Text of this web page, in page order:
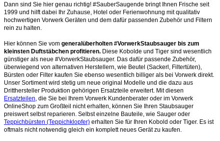
Dann sind Sie hier genau richtig! #SauberSaugende bringt Ihnen Frische seit
1999 und hilft dabei Ihr Zuhause, Hotel oder Ferienwohnung mit qualitativ
hochwertigen Vorwerk Geräten und dem dafür passenden Zubehör und Filtern
rein zu halten.
Hier können Sie vom generalüberholten #VorwerkStaubsauger bis zum
kleinsten Duftstäbchen profitieren. Diese Kobolde und Tiger sind wesentlich
günstiger als neue #VorwerkStaubsauger. Das dafür passende Zubehör,
überwiegend von alternativen Herstellern, wie Beutel (Sackerl, Filtertüten),
Bürsten oder Filter kaufen Sie ebenso wesentlich billiger als bei Vorwerk direkt.
Unser Sortiment wird stetig um neue original Modelle und die dazu aus
Dritthersteller Produktion gehörigen Ersatzteile erweitert. Mit diesen
Ersatzteilen , die Sie bei Ihrem Vorwerk Kundenberater oder im Vorwerk
OnlineShop zum Großteil nicht erhalten, können Sie Ihren Staubsauger
preiswert selbst reparieren. Selbst einzelne Bauteile, wie Sauger oder
Teppichbürsten (Teppichklopfer) erhalten Sie für Ihren Kobold oder Tiger. Es ist
oftmals nicht notwendig gleich ein komplett neues Gerät zu kaufen.